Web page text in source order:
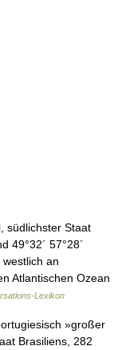
südlichster Staat
49°32´ 57°28´
an
Atlantischen Ozean
Lexikon
»großer
Brasiliens, 282